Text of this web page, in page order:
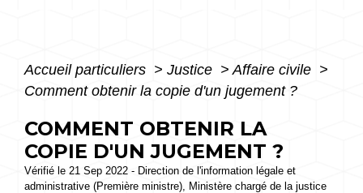
Accueil particuliers > Justice > Affaire civile >
Comment obtenir la copie d'un jugement ?
COMMENT OBTENIR LA
COPIE D'UN JUGEMENT ?
Vérifié le 21 Sep 2022 - Direction de l'information légale et
administrative (Première ministre), Ministère chargé de la justice